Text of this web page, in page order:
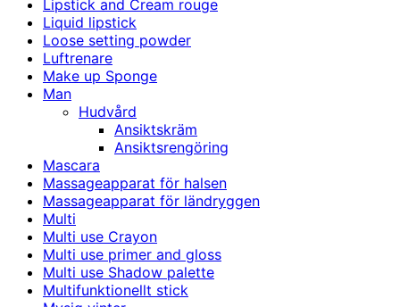
Lipstick and Cream rouge
Liquid lipstick
Loose setting powder
Luftrenare
Make up Sponge
Man
Hudvård
Ansiktskräm
Ansiktsrengöring
Mascara
Massageapparat för halsen
Massageapparat för ländryggen
Multi
Multi use Crayon
Multi use primer and gloss
Multi use Shadow palette
Multifunktionellt stick